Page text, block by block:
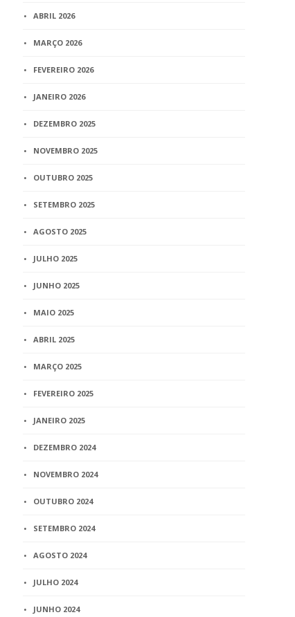
ABRIL 2026
MARÇO 2026
FEVEREIRO 2026
JANEIRO 2026
DEZEMBRO 2025
NOVEMBRO 2025
OUTUBRO 2025
SETEMBRO 2025
AGOSTO 2025
JULHO 2025
JUNHO 2025
MAIO 2025
ABRIL 2025
MARÇO 2025
FEVEREIRO 2025
JANEIRO 2025
DEZEMBRO 2024
NOVEMBRO 2024
OUTUBRO 2024
SETEMBRO 2024
AGOSTO 2024
JULHO 2024
JUNHO 2024